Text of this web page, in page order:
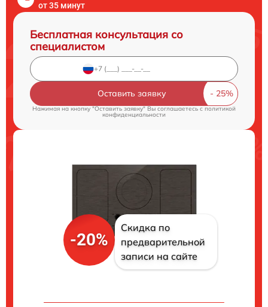
от 35 минут
Бесплатная консультация со
специалистом
Оставить заявку
Нажимая на кнопку "Оставить заявку" Вы соглашаетесь cполитикой
конфиденциальности
-20%
Скидка по
предварительной
записи на сайте